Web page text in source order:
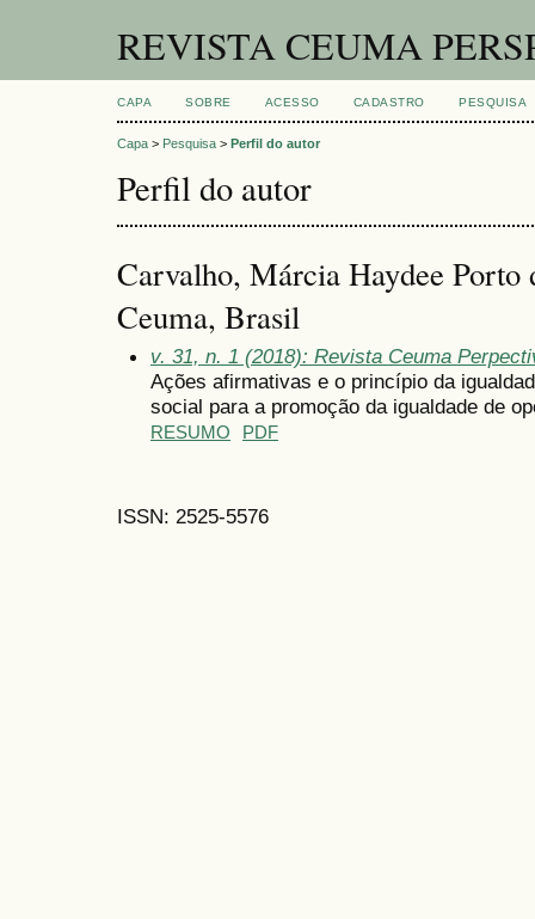
REVISTA CEUMA
CAPA SOBRE ACESSO CADASTRO PESQUISA
Capa > Pesquisa > Perfil do autor
Perfil do autor
Carvalho, Márcia Haydee Porto
Ceuma, Brasil
v. 31, n. 1 (2018): Revista Ceuma
Ações afirmativas e o princípio da
social para a promoção da igualdade de
RESUMO PDF
ISSN: 2525-5576